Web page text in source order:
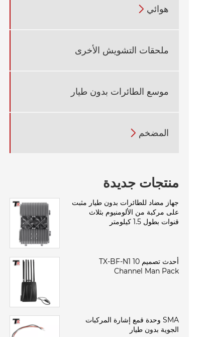
هوائي 
ملحقات التشويش الأخرى
موسع الطائرات بدون طيار
المضخم 
منتجات جديدة
جهاز مضاد للطائرات بدون طيار مثبت
على مركبة من الألومنيوم بثلاث
قنوات بطول 1.5 كيلومتر
أحدث تصميم TX-BF-N1 10
Channel Man Pack
SMA وحدة قمع إشارة المركبات
الجوية بدون طيار